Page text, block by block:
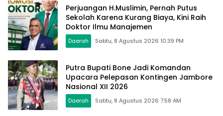
Perjuangan H.Muslimin, Pernah Putus
Sekolah Karena Kurang Biaya, Kini Raih
Doktor Ilmu Manajemen
Daerah Sabtu, 8 Agustus 2026 10:39 PM
Putra Bupati Bone Jadi Komandan
Upacara Pelepasan Kontingen Jambore
Nasional XII 2026
Daerah Sabtu, 8 Agustus 2026 7:58 AM